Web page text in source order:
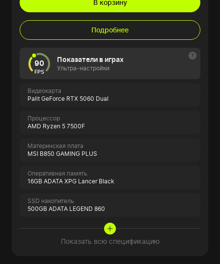
В корзину
Подробнее
90
FPS
Показатели в играх
Ультра-настройки
Видеокарта
Palit GeForce RTX 5060 Dual
Процессор
AMD Ryzen 5 7500F
Материнская плата
MSI B850 GAMING PLUS
Оперативная память
16GB ADATA XPG Lancer Black
SSD накопитель
500GB ADATA LEGEND 860
Показать всю спецификацию